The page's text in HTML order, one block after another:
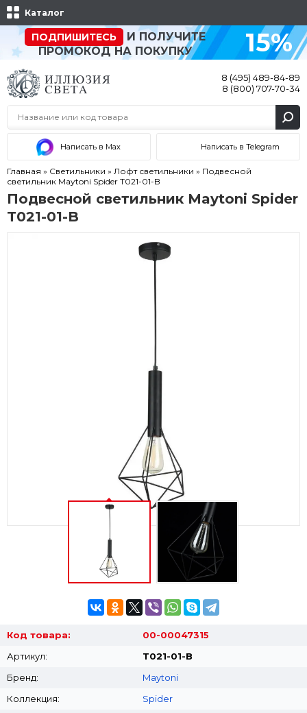
Каталог
ПОДПИШИТЕСЬ
И ПОЛУЧИТЕ
ПРОМОКОД НА ПОКУПКУ
15%
8 (495) 489-84-89
8 (800) 707-70-34
Написать в Max Написать в Telegram
Главная » Светильники » Лофт светильники » Подвесной
светильник Maytoni Spider T021-01-B
Подвесной светильник Maytoni Spider
T021-01-B
Код товара:
00-00047315
Артикул:
T021-01-B
Бренд:
Maytoni
Коллекция:
Spider